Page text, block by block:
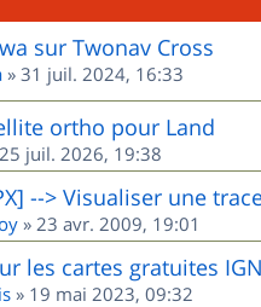
sur Twonav Cross
» 31 juil. 2024, 16:33
ortho pour Land
25 juil. 2026, 19:38
--> Visualiser une
» 23 avr. 2009, 19:01
les cartes gratuites
» 19 mai 2023, 09:32